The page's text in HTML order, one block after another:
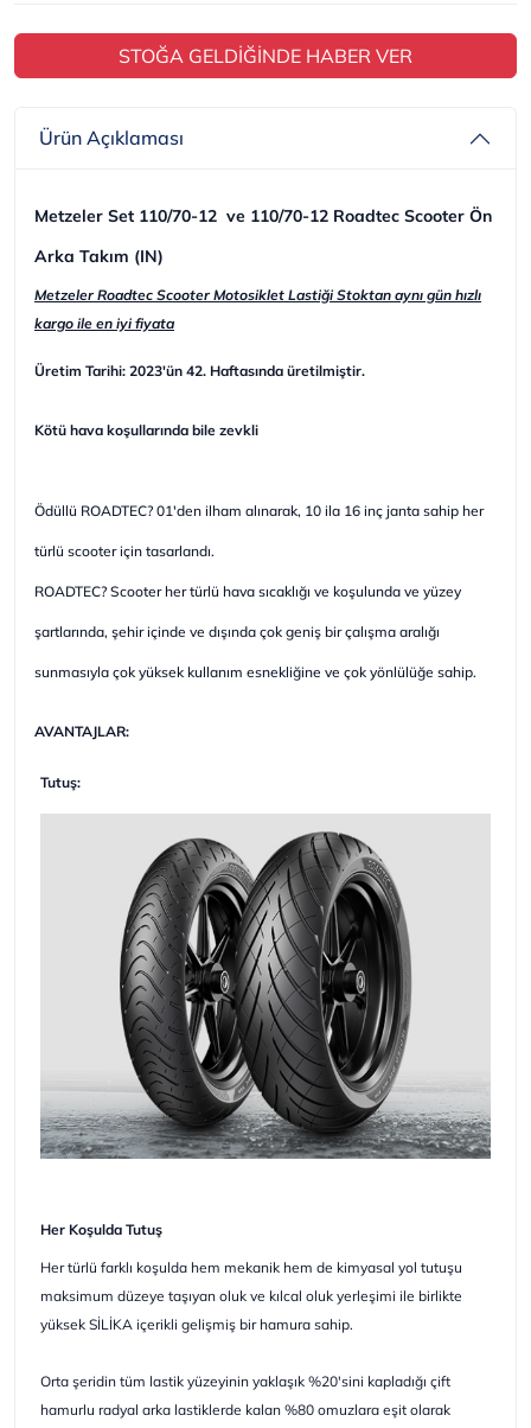
STOĞA GELDİĞİNDE HABER VER
Ürün Açıklaması
Metzeler Set 110/70-12 ve 110/70-12 Roadtec Scooter Ön
Arka Takım (IN)
Metzeler Roadtec Scooter Motosiklet Lastiği Stoktan aynı gün hızlı
kargo ile en iyi fiyata
Üretim Tarihi: 2023'ün 42. Haftasında üretilmiştir.
Kötü hava koşullarında bile zevkli
Ödüllü ROADTEC? 01'den ilham alınarak, 10 ila 16 inç janta sahip her
türlü scooter için tasarlandı.
ROADTEC? Scooter her türlü hava sıcaklığı ve koşulunda ve yüzey
şartlarında, şehir içinde ve dışında çok geniş bir çalışma aralığı
sunmasıyla çok yüksek kullanım esnekliğine ve çok yönlülüğe sahip.
AVANTAJLAR:
Tutuş:
Her Koşulda Tutuş
Her türlü farklı koşulda hem mekanik hem de kimyasal yol tutuşu
maksimum düzeye taşıyan oluk ve kılcal oluk yerleşimi ile birlikte
yüksek SİLİKA içerikli gelişmiş bir hamura sahip.
Orta şeridin tüm lastik yüzeyinin yaklaşık %20'sini kapladığı çift
hamurlu radyal arka lastiklerde kalan %80 omuzlara eşit olarak